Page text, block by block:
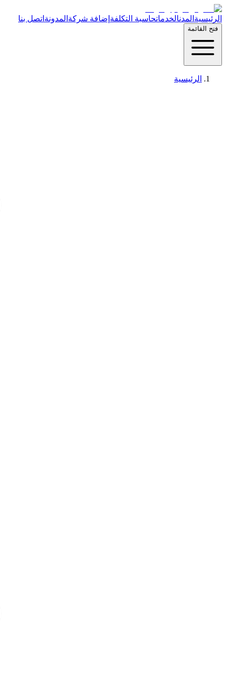
الرئيسية المدنالخدماتحاسبة التكلفة إضافة شركة المدونة اتصل بنا
فتح القائمة
الرئيسية